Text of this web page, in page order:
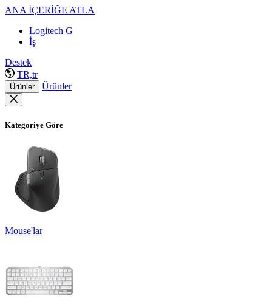
ANA İÇERİĞE ATLA
Logitech G
İş
Destek
TR,tr
Ürünler Ürünler
Kategoriye Göre
Mouse'lar